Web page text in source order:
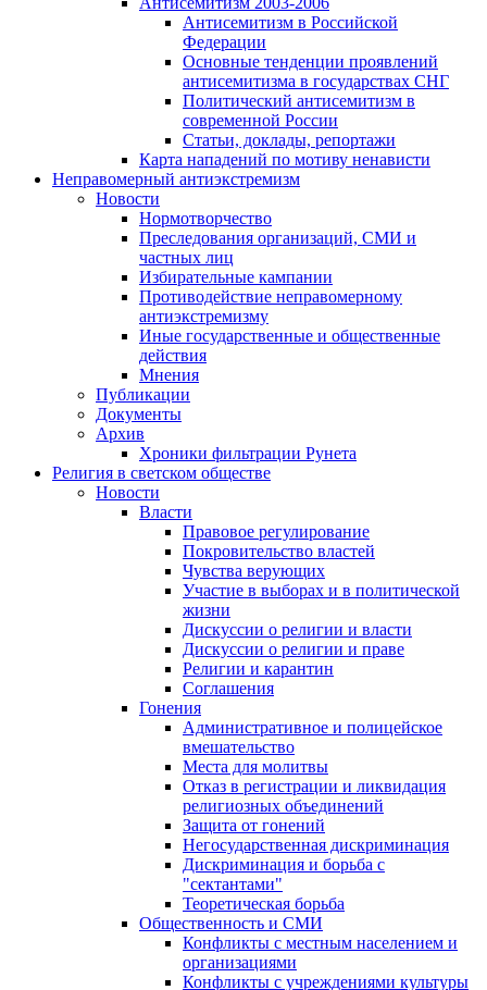
Антисемитизм в Российской
Федерации
Основные тенденции проявлений
антисемитизма в государствах СНГ
Политический антисемитизм в
современной России
Статьи, доклады, репортажи
Карта нападений по мотиву ненависти
Неправомерный антиэкстремизм
Новости
Нормотворчество
Преследования организаций, СМИ и
частных лиц
Избирательные кампании
Противодействие неправомерному
антиэкстремизму
Иные государственные и общественные
действия
Мнения
Публикации
Документы
Архив
Хроники фильтрации Рунета
Религия в светском обществе
Новости
Власти
Правовое регулирование
Покровительство властей
Чувства верующих
Участие в выборах и в политической
жизни
Дискуссии о религии и власти
Дискуссии о религии и праве
Религии и карантин
Соглашения
Гонения
Административное и полицейское
вмешательство
Места для молитвы
Отказ в регистрации и ликвидация
религиозных объединений
Защита от гонений
Негосударственная дискриминация
Дискриминация и борьба с
"сектантами"
Теоретическая борьба
Общественность и СМИ
Конфликты с местным населением и
организациями
Конфликты с учреждениями культуры